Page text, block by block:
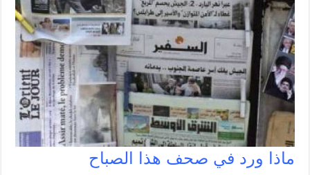
ماذا ورد في صحف هذا الصباح